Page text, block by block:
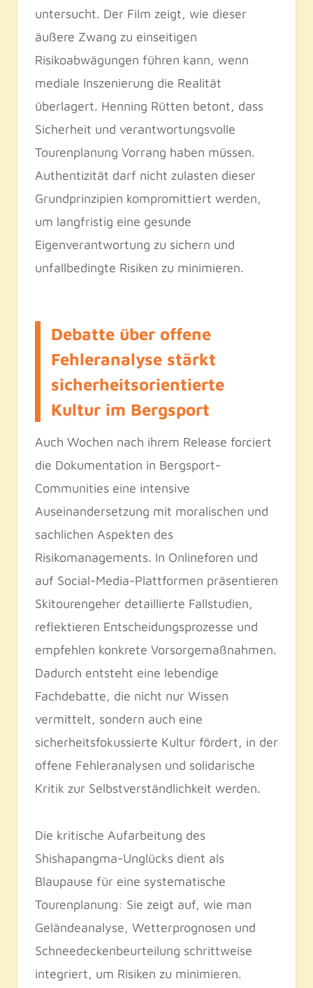
untersucht. Der Film zeigt, wie dieser
äußere Zwang zu einseitigen
Risikoabwägungen führen kann, wenn
mediale Inszenierung die Realität
überlagert. Henning Rütten betont, dass
Sicherheit und verantwortungsvolle
Tourenplanung Vorrang haben müssen.
Authentizität darf nicht zulasten dieser
Grundprinzipien kompromittiert werden,
um langfristig eine gesunde
Eigenverantwortung zu sichern und
unfallbedingte Risiken zu minimieren.
Debatte über offene
Fehleranalyse stärkt
sicherheitsorientierte
Kultur im Bergsport
Auch Wochen nach ihrem Release forciert
die Dokumentation in Bergsport-
Communities eine intensive
Auseinandersetzung mit moralischen und
sachlichen Aspekten des
Risikomanagements. In Onlineforen und
auf Social-Media-Plattformen präsentieren
Skitourengeher detaillierte Fallstudien,
reflektieren Entscheidungsprozesse und
empfehlen konkrete Vorsorgemaßnahmen.
Dadurch entsteht eine lebendige
Fachdebatte, die nicht nur Wissen
vermittelt, sondern auch eine
sicherheitsfokussierte Kultur fördert, in der
offene Fehleranalysen und solidarische
Kritik zur Selbstverständlichkeit werden.
Die kritische Aufarbeitung des
Shishapangma-Unglücks dient als
Blaupause für eine systematische
Tourenplanung: Sie zeigt auf, wie man
Geländeanalyse, Wetterprognosen und
Schneedeckenbeurteilung schrittweise
integriert, um Risiken zu minimieren.